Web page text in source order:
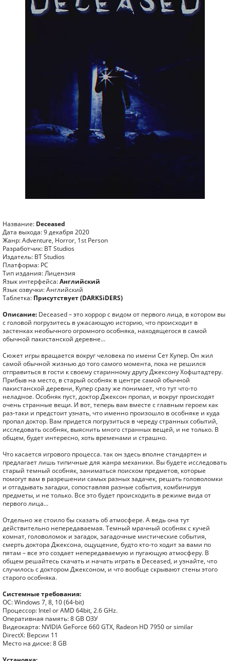
Название: Deceased
Дата выхода: 9 декабря 2020
Жанр: Adventure, Horror, 1st Person
Разработчик: BT Studios
Издатель: BT Studios
Платформа: PC
Тип издания: Лицензия
Язык интерфейса:Английский
Язык озвучки: Английский
Таблетка: Присутствует (DARKSiDERS)
Описание: Deceased – это хоррор с видом от первого лица, в котором вы
с головой погрузитесь в ужасающую историю, что происходит в
застенках необычного огромного особняка, находящегося в самой
обычной пакистанской деревне…
Сюжет игры вращается вокруг человека по имени Сет Купер. Он жил
самой обычной жизнью до того самого момента, пока не решился
отправиться в гости к своему старинному другу Джексону Хофштадтеру.
Прибыв на место, в старый особняк в центре самой обычной
пакистанской деревни, Купер сразу же понимает, что тут что-то
неладное. Особняк пуст, доктор Джексон пропал, и вокруг происходят
очень странные вещи. И вот, теперь вам вместе с главным героем как
раз-таки и предстоит узнать, что именно произошло в особняке и куда
пропал доктор. Вам придется погрузиться в череду странных событий,
исследовать особняк, выяснить много странных вещей, и не только. В
общем, будет интересно, хоть временами и страшно.
Что касается игрового процесса. так он здесь вполне стандартен и
предлагает лишь типичные для жанра механики. Вы будете исследовать
старый темный особняк, заниматься поиском предметов, которые
помогут вам в разрешении самых разных задачек, решать головоломки
и отгадывать загадки, сопоставляя разные события, комбинируя
предметы, и не только. Все это будет происходить в режиме вида от
первого лица…
Отдельно же стоило бы сказать об атмосфере. А ведь она тут
действительно непередаваемая. Темный мрачный особняк с кучей
комнат, головоломок и загадок, загадочные мистические события,
смерть доктора Джексона, ощущение, будто кто-то ходит за вами по
пятам – все это создает непередаваемую и пугающую атмосферу. В
общем решайтесь скачать и начать играть в Deceased, и узнайте, что
случилось с доктором Джексоном, и что вообще скрывают стены этого
старого особняка.
Системные требования:
ОС: Windows 7, 8, 10 (64-bit)
Процессор: Intel or AMD 64bit, 2.6 GHz.
Оперативная память: 8 GB ОЗУ
Видеокарта: NVIDIA GeForce 660 GTX, Radeon HD 7950 or similar
DirectX: Версии 11
Место на диске: 8 GB